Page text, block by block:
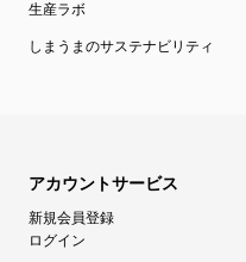
生産ラボ
しまうまのサステナビリティ
アカウントサービス
新規会員登録
ログイン